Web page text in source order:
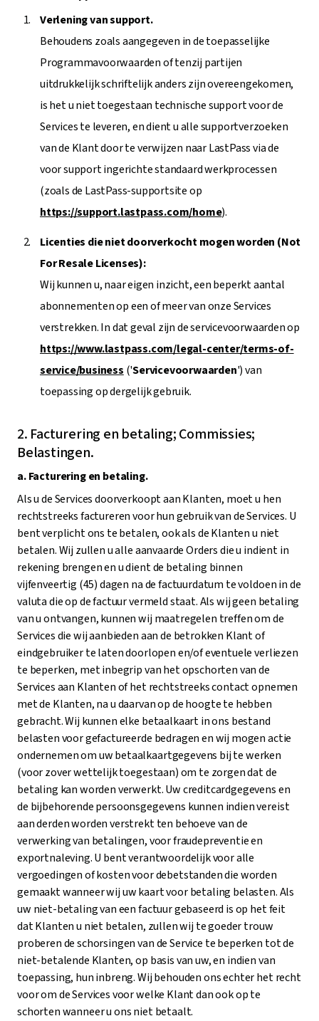
Verlening van support.
Behoudens zoals aangegeven in de toepasselijke
Programmavoorwaarden of tenzij partijen
uitdrukkelijk schriftelijk anders zijn overeengekomen,
is het u niet toegestaan technische support voor de
Services te leveren, en dient u alle supportverzoeken
van de Klant door te verwijzen naar LastPass via de
voor support ingerichte standaard werkprocessen
(zoals de LastPass-supportsite op
https://support.lastpass.com/home).
Licenties die niet doorverkocht mogen worden (Not
For Resale Licenses):
Wij kunnen u, naar eigen inzicht, een beperkt aantal
abonnementen op een of meer van onze Services
verstrekken. In dat geval zijn de servicevoorwaarden op
https://www.lastpass.com/legal-center/terms-of-
service/business ('Servicevoorwaarden') van
toepassing op dergelijk gebruik.
2. Facturering en betaling; Commissies;
Belastingen.
a. Facturering en betaling.
Als u de Services doorverkoopt aan Klanten, moet u hen
rechtstreeks factureren voor hun gebruik van de Services. U
bent verplicht ons te betalen, ook als de Klanten u niet
betalen. Wij zullen u alle aanvaarde Orders die u indient in
rekening brengen en u dient de betaling binnen
vijfenveertig (45) dagen na de factuurdatum te voldoen in de
valuta die op de factuur vermeld staat. Als wij geen betaling
van u ontvangen, kunnen wij maatregelen treffen om de
Services die wij aanbieden aan de betrokken Klant of
eindgebruiker te laten doorlopen en/of eventuele verliezen
te beperken, met inbegrip van het opschorten van de
Services aan Klanten of het rechtstreeks contact opnemen
met de Klanten, na u daarvan op de hoogte te hebben
gebracht. Wij kunnen elke betaalkaart in ons bestand
belasten voor gefactureerde bedragen en wij mogen actie
ondernemen om uw betaalkaartgegevens bij te werken
(voor zover wettelijk toegestaan) om te zorgen dat de
betaling kan worden verwerkt. Uw creditcardgegevens en
de bijbehorende persoonsgegevens kunnen indien vereist
aan derden worden verstrekt ten behoeve van de
verwerking van betalingen, voor fraudepreventie en
exportnaleving. U bent verantwoordelijk voor alle
vergoedingen of kosten voor debetstanden die worden
gemaakt wanneer wij uw kaart voor betaling belasten. Als
uw niet-betaling van een factuur gebaseerd is op het feit
dat Klanten u niet betalen, zullen wij te goeder trouw
proberen de schorsingen van de Service te beperken tot de
niet-betalende Klanten, op basis van uw, en indien van
toepassing, hun inbreng. Wij behouden ons echter het recht
voor om de Services voor welke Klant dan ook op te
schorten wanneer u ons niet betaalt.